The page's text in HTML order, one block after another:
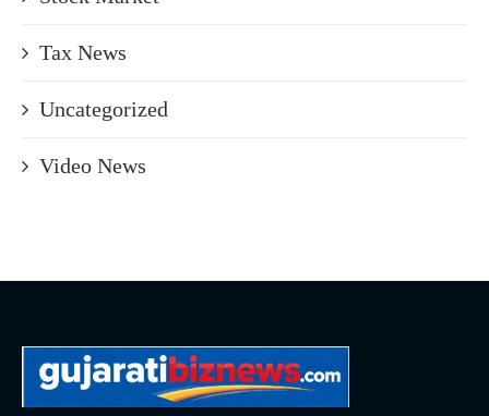
Tax News
Uncategorized
Video News